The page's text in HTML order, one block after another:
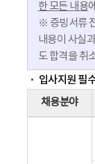
한 모든 내용
※ 증빙서류
내용이 사실
도 합격을 취
입사지원 필
채용분야